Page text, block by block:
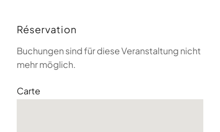
Réservation
Buchungen sind für diese Veranstaltung nicht
mehr möglich.
Carte